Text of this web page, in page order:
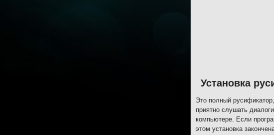
Установка
Это полный
приятно слушать
компьютере. Если
этом установка